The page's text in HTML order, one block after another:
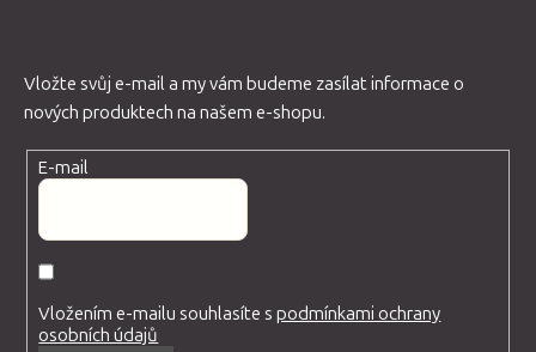
Vložte svůj e-mail a my vám budeme zasílat informace o
nových produktech na našem e-shopu.
E-mail
Vložením e-mailu souhlasíte spodmínkami ochrany
osobních údajů